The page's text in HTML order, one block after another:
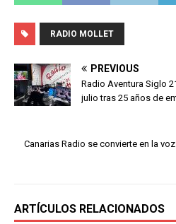
RADIO MOLLET
PREVIOUS
Radio Aventura Siglo
julio tras 25 años de
Canarias Radio se convierte en la
ARTÍCULOS RELACIONADOS